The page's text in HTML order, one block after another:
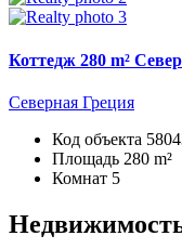
Коттедж 280 m²
Северная Греция
Код объекта
Площадь 280 m²
Комнат 5